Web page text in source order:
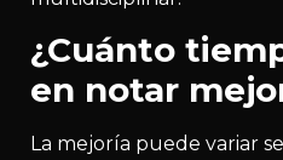
¿Cuánto
en notar
La mejoría puede variar